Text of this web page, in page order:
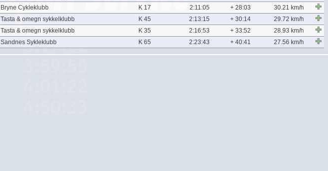
Bryne Cykleklubb K 17 2:11:05 + 28:03
30.21 km/h
Tasta & omegn sykkelklubb K 45 2:13:15 + 30:14
29.72 km/h
Tasta & omegn sykkelklubb K 35 2:16:53 + 33:52
28.93 km/h
Sandnes Sykleklubb K 65 2:23:43 + 40:41 27.56 km/h